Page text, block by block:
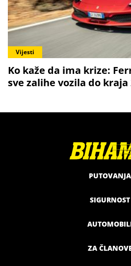
Vijesti
Ko kaže da ima krize:
sve zalihe vozila do kraja
PUTOVANJA
SIGURNOST
ZA